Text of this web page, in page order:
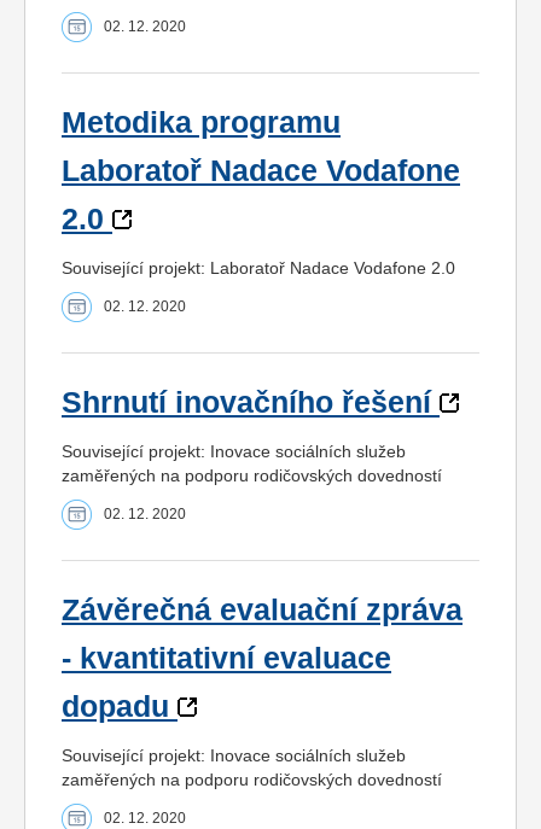
02. 12. 2020
Metodika programu
Laboratoř Nadace Vodafone
2.0
Související projekt: Laboratoř Nadace Vodafone 2.0
02. 12. 2020
Shrnutí inovačního řešení
Související projekt: Inovace sociálních služeb
zaměřených na podporu rodičovských dovedností
02. 12. 2020
Závěrečná evaluační zpráva
- kvantitativní evaluace
dopadu
Související projekt: Inovace sociálních služeb
zaměřených na podporu rodičovských dovedností
02. 12. 2020